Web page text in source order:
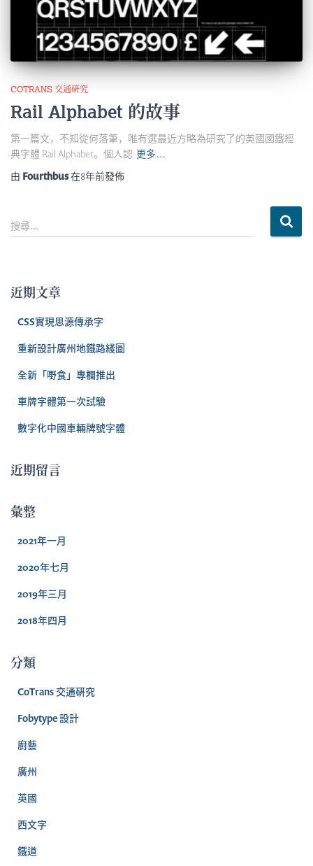
COTRANS 交通硏究
Rail Alphabet 的故事
第一篇文，不知從何落筆，唯有選最近方略為研究了的英國國鐵經
典字體 Rail Alphabet。個人認 更多…
由 Fourthbus在8年前發佈
搜
尋
:
搜尋...
近期文章
CSS實現思源傳承字
重新設計廣州地鐵路綫圖
全新「嘢食」專欄推出
車牌字體第一次試驗
數字化中國車輛牌號字體
近期留言
彙整
2021年一月
2020年七月
2019年三月
2018年四月
分類
CoTrans 交通硏究
Fobytype 設計
廚藝
廣州
英國
西文字
鐵道